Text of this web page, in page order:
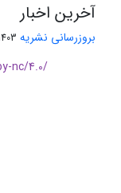
آخرین اخبار
بروزرسانی نشریه 06-11
nc/4.0/